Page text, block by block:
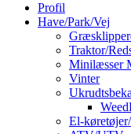
Profil
Have/Park/Vej
Traktor/
Minilæsser
Vinter
El-